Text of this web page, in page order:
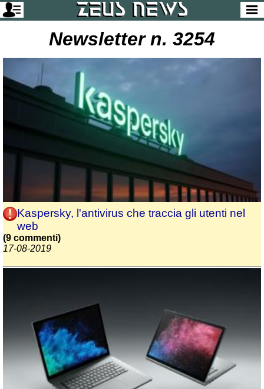
Newsletter n. 3254
Kaspersky, l'antivirus che traccia gli utenti nel
web
(9 commenti)
17-08-2019